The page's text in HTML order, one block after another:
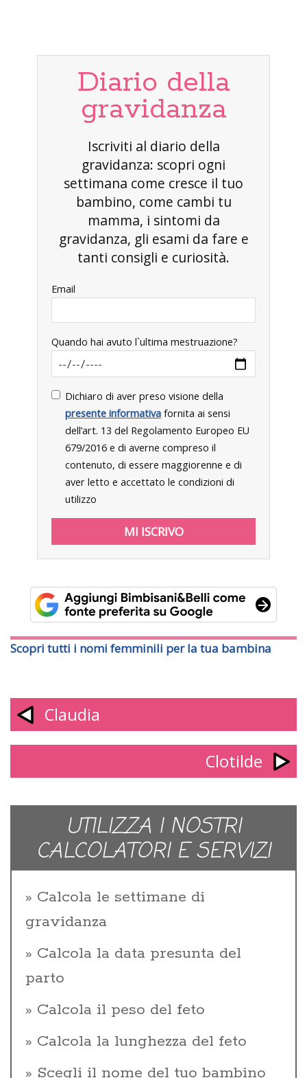
Diario della
gravidanza
Iscriviti al diario della
gravidanza: scopri ogni
settimana come cresce il tuo
bambino, come cambi tu
mamma, i sintomi da
gravidanza, gli esami da fare e
tanti consigli e curiosità.
Email
Quando hai avuto l`ultima mestruazione?
Dichiaro di aver preso visione della
presente informativa fornita ai sensi
dell’art. 13 del Regolamento Europeo EU
679/2016 e di averne compreso il
contenuto, di essere maggiorenne e di
aver letto e accettato le condizioni di
utilizzo
Scopri tutti i nomi femminili per la tua bambina
Claudia
Clotilde
UTILIZZA I NOSTRI
CALCOLATORI E SERVIZI
Calcola le settimane di
gravidanza
Calcola la data presunta del
parto
Calcola il peso del feto
Calcola la lunghezza del feto
Scegli il nome del tuo bambino